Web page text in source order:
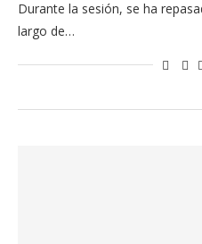
Durante la sesión, se ha
largo de…